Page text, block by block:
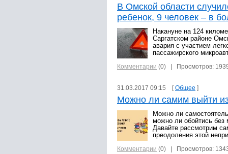
В Омской области
ребенок, 9 человек – в
Накануне на 124
Саргатском районе
авария с участием
пассажирского
Комментарии (0) | Просмотров:
31.03.2017 09:15 [Общее ]
Можно ли самим выйти
Можно ли
можно ли обойтись без
Давайте рассмотрим
преодоления этой
Комментарии (0) | Просмотров: